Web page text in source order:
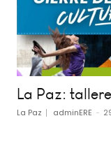
La Paz:
La Paz adminERE -